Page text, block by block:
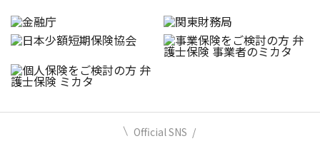
Official SNS